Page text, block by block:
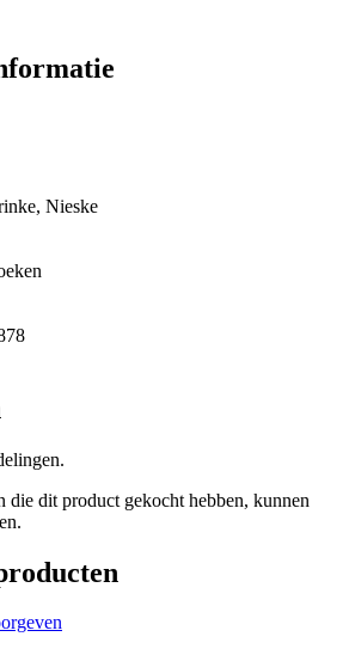
Nieske
die dit product gekocht hebben, kunnen